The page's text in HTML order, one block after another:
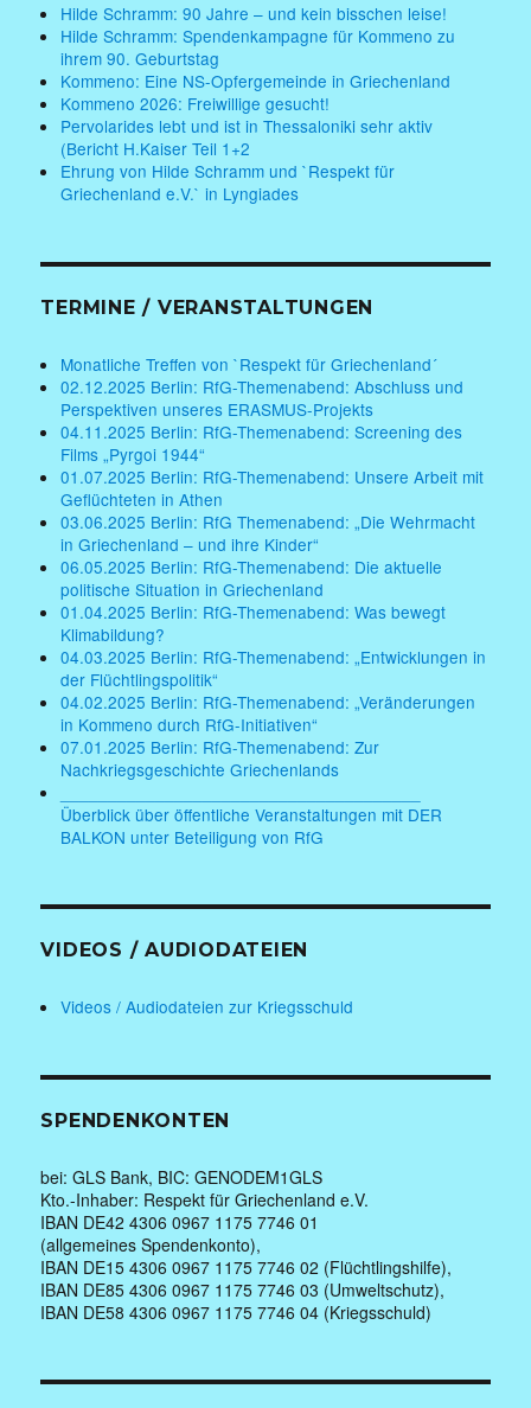
Hilde Schramm: 90 Jahre – und kein bisschen leise!
Hilde Schramm: Spendenkampagne für Kommeno zu
ihrem 90. Geburtstag
Kommeno: Eine NS-Opfergemeinde in Griechenland
Kommeno 2026: Freiwillige gesucht!
Pervolarides lebt und ist in Thessaloniki sehr aktiv
(Bericht H.Kaiser Teil 1+2
Ehrung von Hilde Schramm und `Respekt für
Griechenland e.V.` in Lyngiades
TERMINE / VERANSTALTUNGEN
Monatliche Treffen von `Respekt für Griechenland´
02.12.2025 Berlin: RfG-Themenabend: Abschluss und
Perspektiven unseres ERASMUS-Projekts
04.11.2025 Berlin: RfG-Themenabend: Screening des
Films „Pyrgoi 1944“
01.07.2025 Berlin: RfG-Themenabend: Unsere Arbeit mit
Geflüchteten in Athen
03.06.2025 Berlin: RfG Themenabend: „Die Wehrmacht
in Griechenland – und ihre Kinder“
06.05.2025 Berlin: RfG-Themenabend: Die aktuelle
politische Situation in Griechenland
01.04.2025 Berlin: RfG-Themenabend: Was bewegt
Klimabildung?
04.03.2025 Berlin: RfG-Themenabend: „Entwicklungen in
der Flüchtlingspolitik“
04.02.2025 Berlin: RfG-Themenabend: „Veränderungen
in Kommeno durch RfG-Initiativen“
07.01.2025 Berlin: RfG-Themenabend: Zur
Nachkriegsgeschichte Griechenlands
Überblick über öffentliche Veranstaltungen mit DER
BALKON unter Beteiligung von RfG
VIDEOS / AUDIODATEIEN
Videos / Audiodateien zur Kriegsschuld
SPENDENKONTEN
bei: GLS Bank, BIC: GENODEM1GLS
Kto.-Inhaber: Respekt für Griechenland e.V.
IBAN DE42 4306 0967 1175 7746 01
(allgemeines Spendenkonto),
IBAN DE15 4306 0967 1175 7746 02 (Flüchtlingshilfe),
IBAN DE85 4306 0967 1175 7746 03 (Umweltschutz),
IBAN DE58 4306 0967 1175 7746 04 (Kriegsschuld)